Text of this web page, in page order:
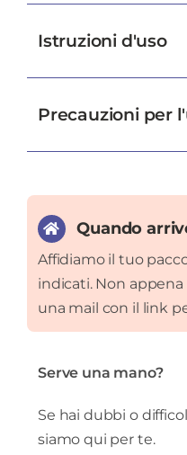
Istruzioni d'uso
Precauzioni per
Quando
Affidiamo il tuo
indicati. Non appena
una mail con il link
Serve una mano?
Se hai dubbi o
siamo qui per te.